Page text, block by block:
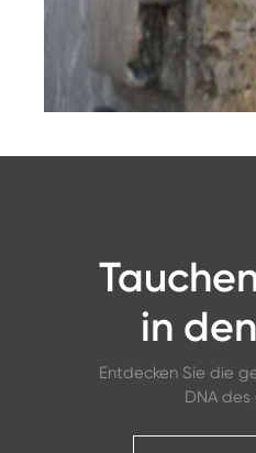
in
Entdecken Sie die
DNA